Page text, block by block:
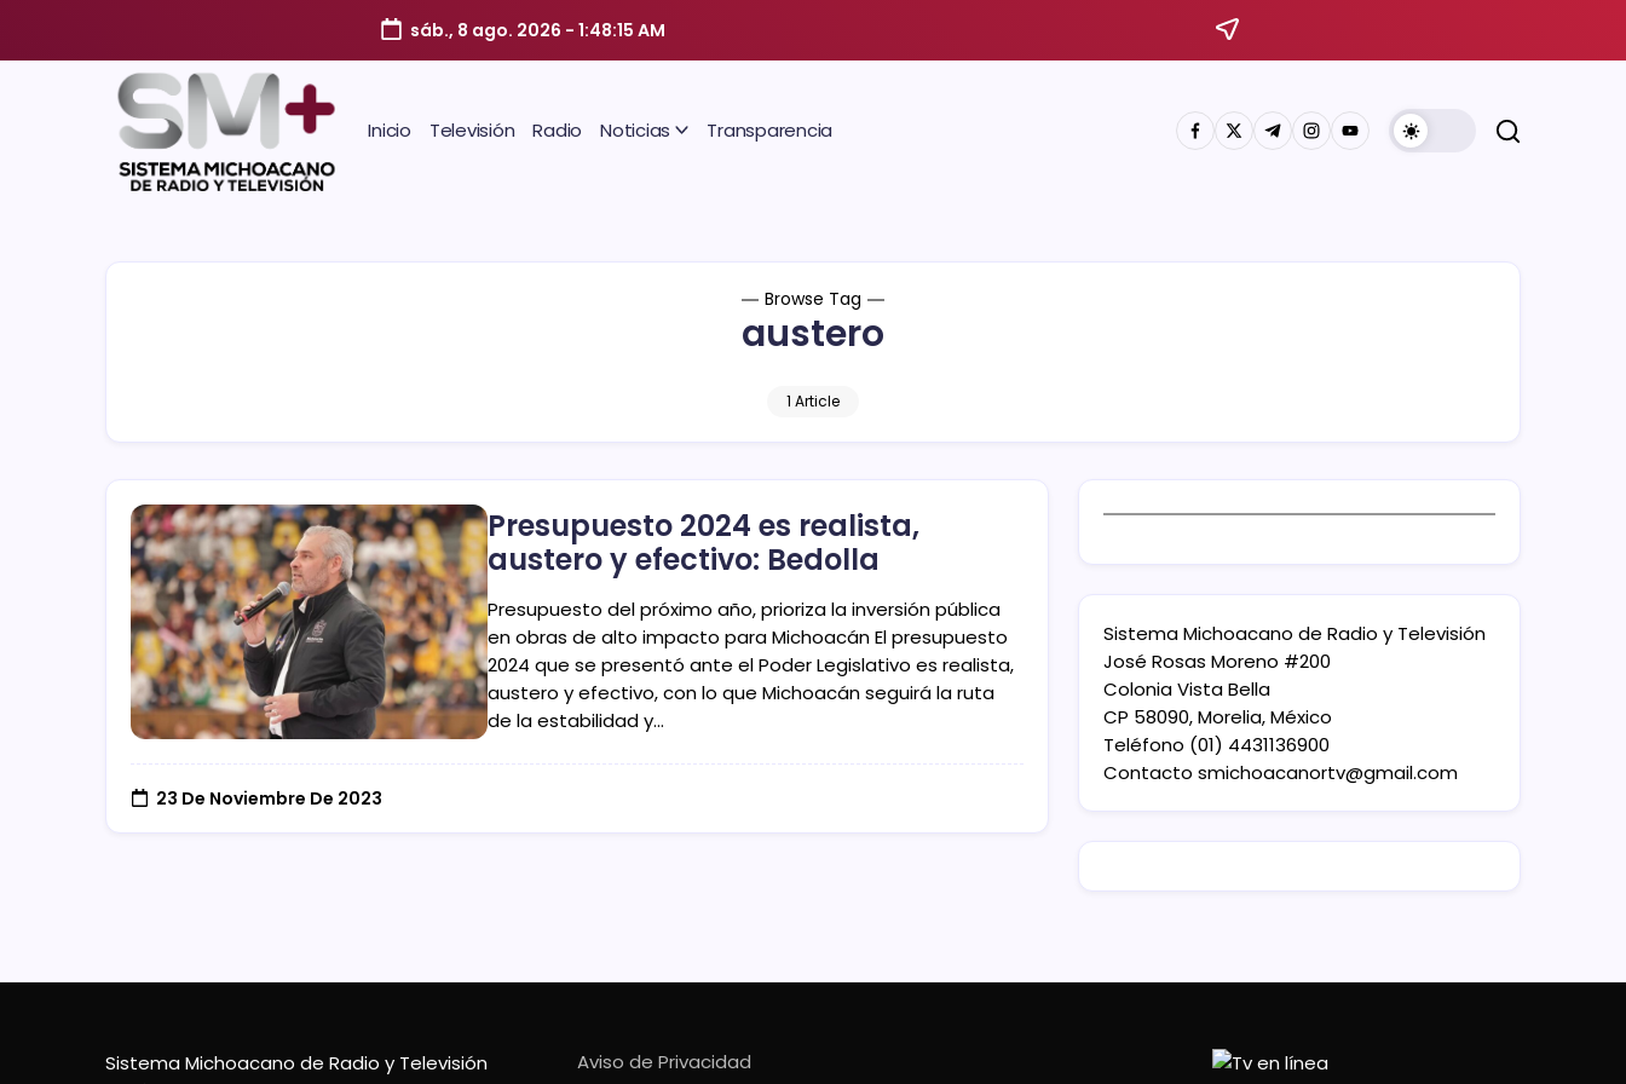
sáb., 8 ago. 2026 - 1:48:16 AM
Inicio Televisión Radio Noticias Transparencia
Browse Tag
austero
1 Article
Presupuesto 2024 es realista,
austero y efectivo: Bedolla
Presupuesto del próximo año, prioriza la inversión pública
en obras de alto impacto para Michoacán El presupuesto
2024 que se presentó ante el Poder Legislativo es realista,
austero y efectivo, con lo que Michoacán seguirá la ruta
de la estabilidad y…
23 De Noviembre De 2023
Sistema Michoacano de Radio y Televisión
José Rosas Moreno #200
Colonia Vista Bella
CP 58090, Morelia, México
Teléfono (01) 4431136900
Contacto smichoacanortv@gmail.com
Sistema Michoacano de Radio y Televisión
Aviso de Privacidad